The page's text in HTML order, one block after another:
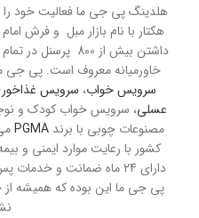
هکتار با نام بازار مبل و فرش
داشتن بیش از 800
خاورمیانه معروف است. پی جی
سرویس خواب، سرویس
عسلی، سرویس خواب کودک و
مصنوعات چوبی با برندPGMA
کشور با رعایت موارد ایمنی و
دارای 24 ماه ضمانت و
پی جی ما این بوده که همیشه از